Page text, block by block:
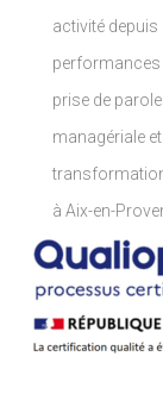
activité
performances
prise de
managériale
à Aix-en-